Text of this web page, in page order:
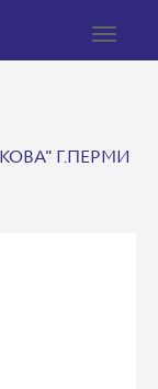
Toggle
Г.ПЕРМИ